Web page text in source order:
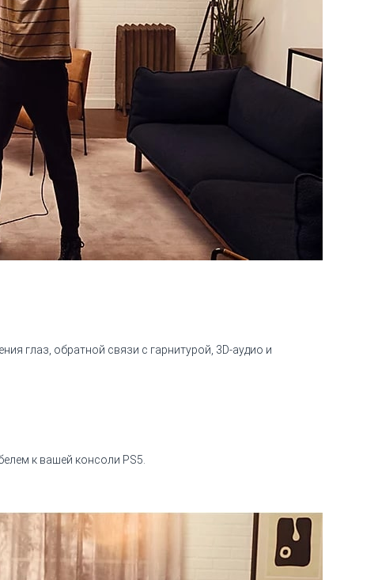
глаз, обратной связи с гарнитурой, 3D-аудио и
к вашей консоли PS5.